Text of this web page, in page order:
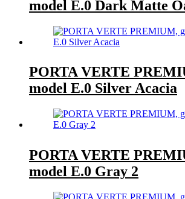
model E.0 Dark Matte
PORTA VERTE
model E.0 Silver Acacia
PORTA VERTE
model E.0 Gray 2